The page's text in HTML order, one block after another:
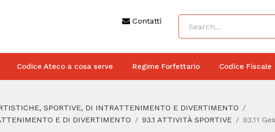
Contatti
Codice Ateco a cosa serve Regime Forfettario Codice Fiscale
SPORTIVE, DI INTRATTENIMENTO E DIVERTIMENTO
E DI DIVERTIMENTO
93.1 ATTIVITÀ SPORTIVE 93.11